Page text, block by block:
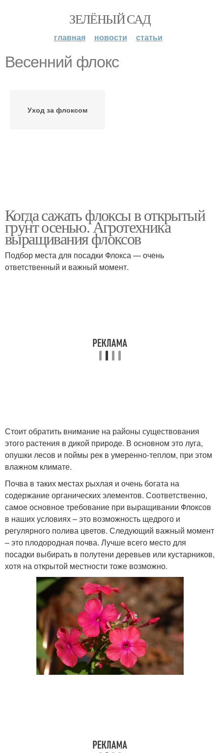
ЗЕЛЁНЫЙ САД
главная новости статьи
Весенний флокс
Уход за флоксом
Когда сажать флоксы в открытый
грунт осенью. Агротехника
выращивания флоксов
Подбор места для посадки Флокса — очень
ответственный и важный момент.
Стоит обратить внимание на районы существования
этого растения в дикой природе. В основном это луга,
опушки лесов и поймы рек в умеренно-теплом, при этом
влажном климате.
Почва в таких местах рыхлая и очень богата на
содержание органических элементов. Соответственно,
самое основное требование при выращивании Флоксов
в наших условиях – это возможность щедрого и
регулярного полива цветов. Следующий важный момент
– это плодородная почва. Лучше всего место для
посадки выбирать в полутени деревьев или кустарников,
хотя на открытой местности тоже возможно.